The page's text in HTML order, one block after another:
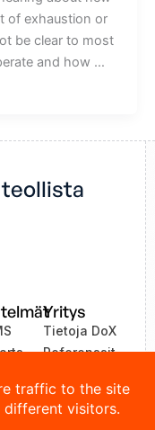
of exhaustion or
be clear to most
and how …
Yritys
Tietoja DoX
Referenssit
Yhteystiedot